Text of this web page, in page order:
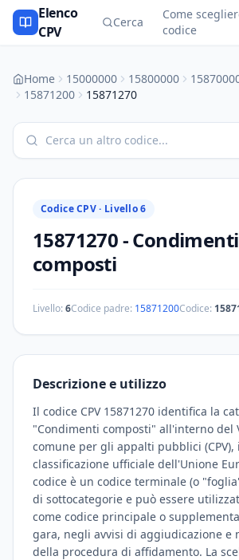
Elenco
CPV
Cerca
Come
codice
Home 15000000 15800000
15871200
15871270
Codice CPV · Livello 6
15871270-Condimenti
composti
Livello:6Codice padre: 15871200Codice:
Descrizione e utilizzo
Il codice CPV 15871270 identifica la
"Condimenti composti" all'interno del
comune per gli appalti pubblici (CPV),
classificazione ufficiale dell'Unione
codice è un codice terminale (o
di sottocategorie e può essere
come codice principale o
gara, negli avvisi di aggiudicazione e
della procedura di affidamento. La